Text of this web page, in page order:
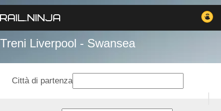
Treni Liverpool - Swansea
Città di partenza